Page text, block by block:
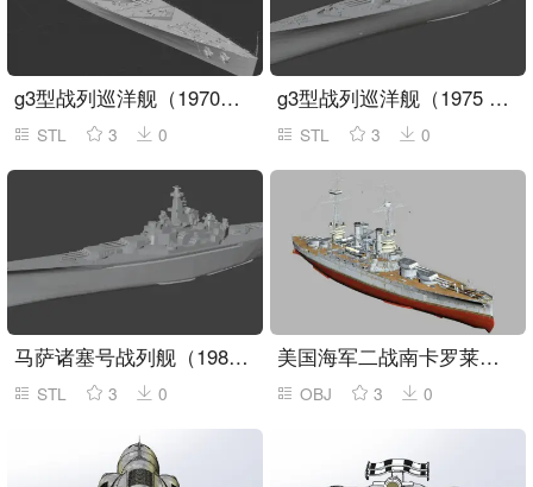
g3型战列巡洋舰（1970水线版）
STL 3 0
g3型战列巡洋舰（1975 18英寸MK.II舰炮版本，精模）
STL 3 0
马萨诸塞号战列舰（1980）
STL 3 0
美国海军二战南卡罗莱纳战列舰
OBJ 3 0